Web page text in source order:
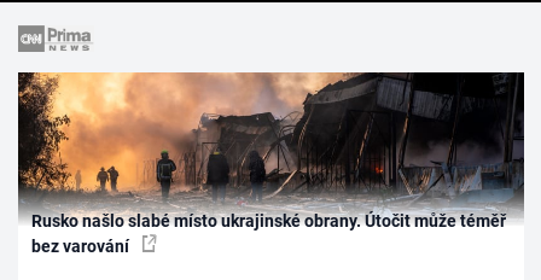
Rusko našlo slabé místo ukrajinské obrany. Útočit může téměř
bez varování